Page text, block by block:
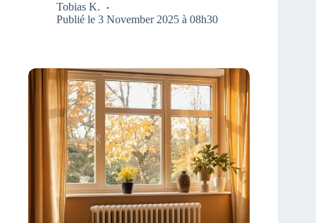
Tobias K.
Publié le 3 November 2025 à 08h30